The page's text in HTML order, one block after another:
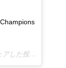
た投稿 –